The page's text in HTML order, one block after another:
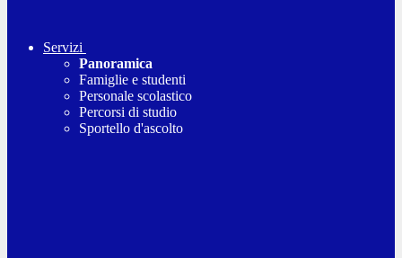
Servizi
Panoramica
Famiglie e studenti
Personale scolastico
Percorsi di studio
Sportello d'ascolto